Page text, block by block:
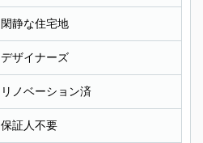
閑静な住宅地
デザイナーズ
リノベーション済
保証人不要